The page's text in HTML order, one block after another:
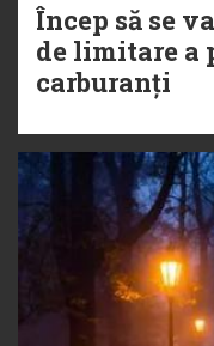
Încep să se
de limitare a
carburanți